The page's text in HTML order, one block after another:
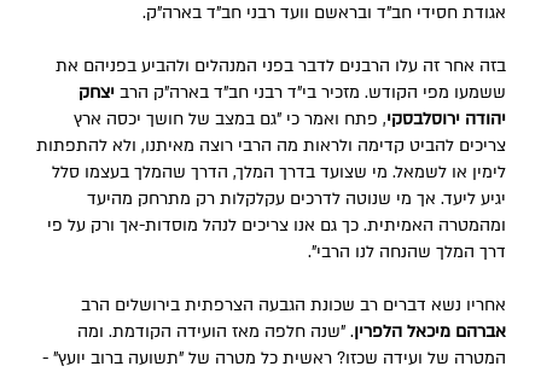
אגודת חסידי חב"ד ובראשם וועד רבני חב"ד בארה"ק.
בזה אחר זה עלו הרבנים לדבר בפני המנהלים ולהביע בפניהם את
ששמעו מפי הקודש. מזכיר בי"ד רבני חב"ד בארה"ק הרב יצחק
יהודה ירוסלבסקי, פתח ואמר כי "גם במצב של חושך יכסה ארץ
צריכים להביט קדימה ולראות מה הרבי רוצה מאיתנו, ולא להתפתות
לימין או לשמאל. מי שצועד בדרך המלך, הדרך שהמלך בעצמו סלל
יגיע ליעד. אך מי שנוטה לדרכים עקלקלות רק מתרחק מהיעד
ומהמטרה האמיתית. כך גם אנו צריכים לנהל מוסדות-אך ורק על פי
דרך המלך שהנחה לנו הרבי".
אחריו נשא דברים רב שכונת הגבעה הצרפתית בירושלים הרב
אברהם מיכאל הלפרין. "שנה חלפה מאז הועידה הקודמת. ומה
המטרה של ועידה שכזו? ראשית כל מטרה של "תשועה ברוב יועץ" -